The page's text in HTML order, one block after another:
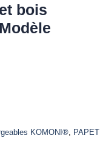
bois
KOMONI®